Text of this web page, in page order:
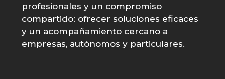
profesionales y un compromiso
compartido: ofrecer soluciones eficaces
y un acompañamiento cercano a
empresas, autónomos y particulares.